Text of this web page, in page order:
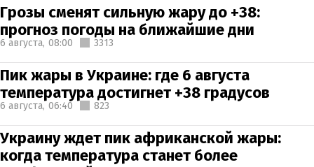
Грозы сменят сильную жару до +38:
прогноз погоды на ближайшие дни
6 августа, 08:00 3313
Пик жары в Украине: где 6 августа
температура достигнет +38 градусов
6 августа, 06:40 823
Украину ждет пик африканской жары:
когда температура станет более